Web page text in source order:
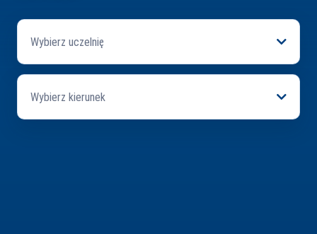
Wybierz uczelnię
Wybierz kierunek